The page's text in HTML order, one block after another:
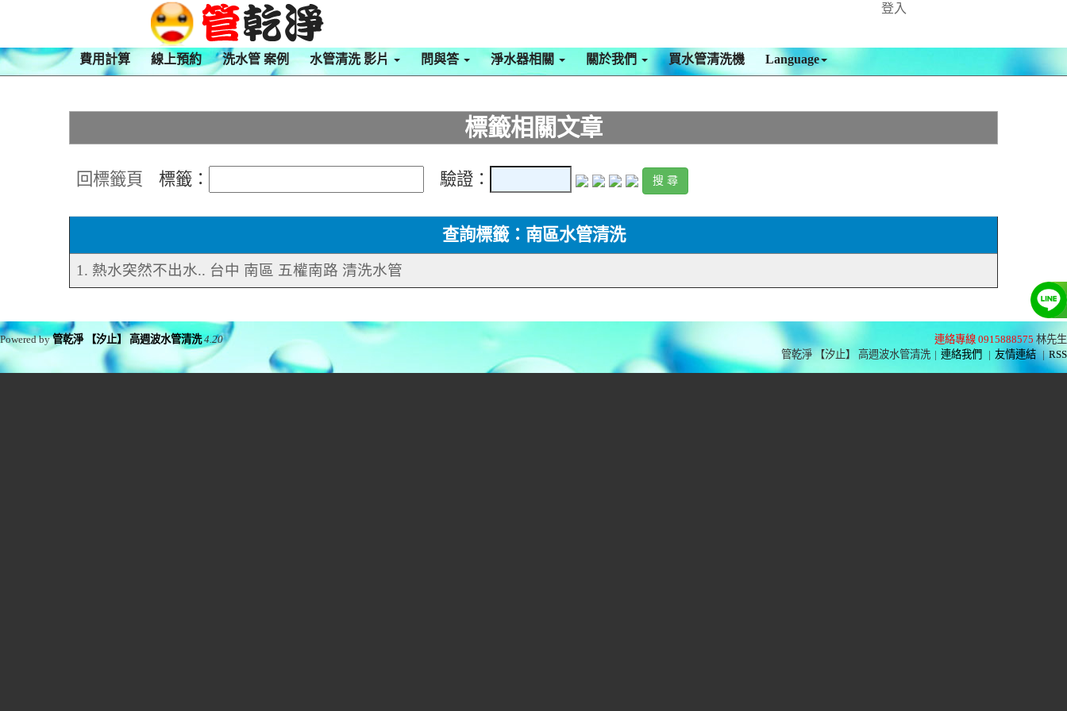
登入
費用計算 線上預約 洗水管 案例 水管清洗 影片 問與答 淨水器相關 關於我們 買水管清洗機 Language
標籤相關文章
回標籤頁 標籤： 驗證：
查詢標籤：南區水管清洗
1. 熱水突然不出水.. 台中 南區 五權南路 清洗水管
連絡專線 0915888575 林先生
管乾淨 【汐止】 高週波水管清洗 | 連絡我們 | 友情連結 | RSS
Powered by管乾淨 【汐止】 高週波水管清洗 4.20